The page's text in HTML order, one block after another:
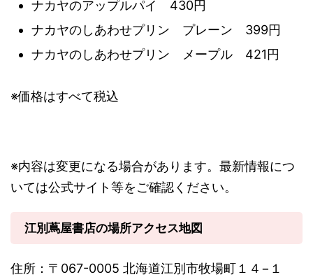
ナカヤのアップルパイ 430円
ナカヤのしあわせプリン プレーン 399円
ナカヤのしあわせプリン メープル 421円
※価格はすべて税込
※内容は変更になる場合があります。最新情報につ
いては公式サイト等をご確認ください。
江別蔦屋書店の場所アクセス地図
住所：〒067-0005 北海道江別市牧場町１４−１